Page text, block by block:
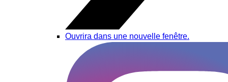
Ouvrira dans une nouvelle fenêtre.